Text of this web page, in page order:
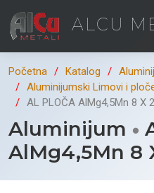
ALCU
Početna Katalog
Aluminijumski Limovi i
AL PLOČA AlMg4,5Mn 8 X
Aluminijum
AlMg4,5Mn 8